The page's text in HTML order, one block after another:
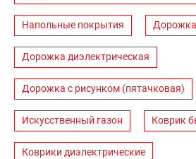
Напольные покрытия
Дорожка диэлектрическая
Дорожка с рисунком (пятачковая)
Искусственный газон Коврик
Коврики диэлектрические